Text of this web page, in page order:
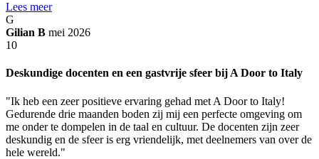
Lees meer
G
Gilian B mei 2026
10
Deskundige docenten en een gastvrije sfeer bij A Door to Italy
"Ik heb een zeer positieve ervaring gehad met A Door to Italy!
Gedurende drie maanden boden zij mij een perfecte omgeving om
me onder te dompelen in de taal en cultuur. De docenten zijn zeer
deskundig en de sfeer is erg vriendelijk, met deelnemers van over de
hele wereld."